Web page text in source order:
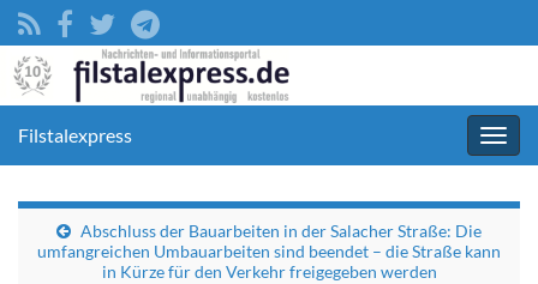
Filstalexpress
Abschluss der Bauarbeiten in der Salacher Straße: Die
umfangreichen Umbauarbeiten sind beendet – die Straße kann
in Kürze für den Verkehr freigegeben werden